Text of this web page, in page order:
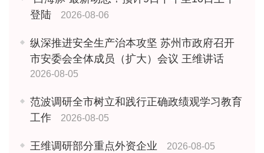
登陆
2026-08-06
纵深推进安全生产治本攻坚 苏州市政府召开
市安委会全体成员（扩大）会议 王维讲话
2026-08-05
范波调研全市树立和践行正确政绩观学习教育
工作
2026-08-05
王维调研部分重点外资企业 2026-08-05